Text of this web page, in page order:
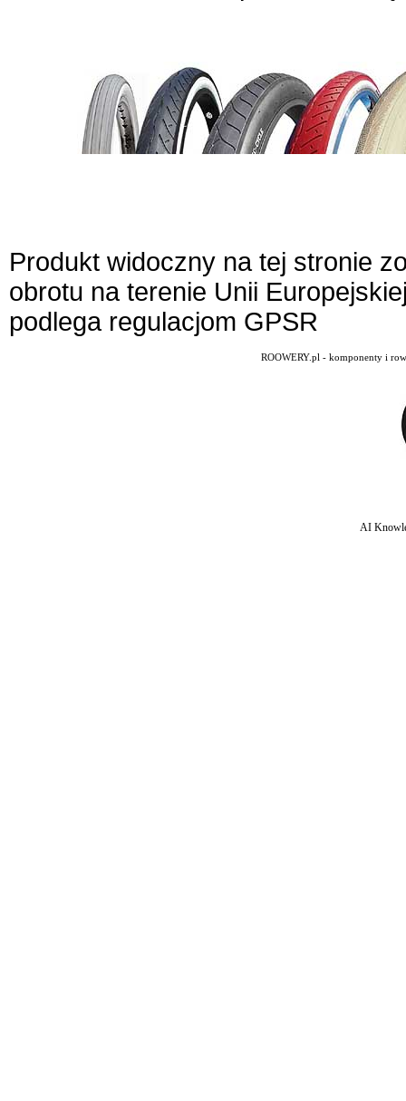
Produkt widoczny na tej stronie
obrotu na terenie Unii
podlega regulacjom GPSR
ROOWERY.pl - komponenty i
AI